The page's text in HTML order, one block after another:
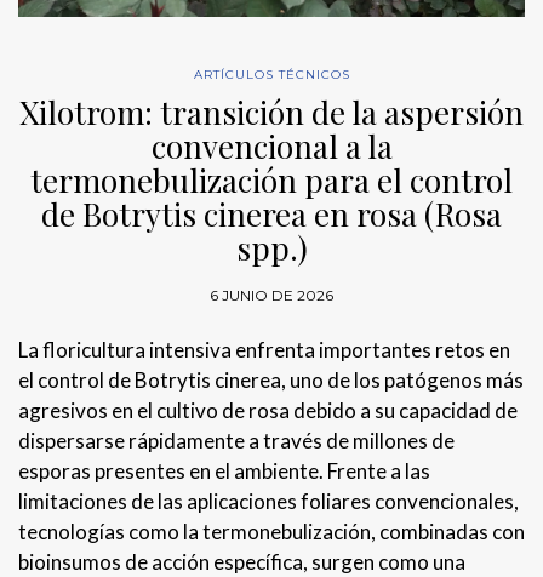
ARTÍCULOS TÉCNICOS
Xilotrom: transición de la aspersión
convencional a la
termonebulización para el control
de Botrytis cinerea en rosa (Rosa
spp.)
6 JUNIO DE 2026
La floricultura intensiva enfrenta importantes retos en
el control de Botrytis cinerea, uno de los patógenos más
agresivos en el cultivo de rosa debido a su capacidad de
dispersarse rápidamente a través de millones de
esporas presentes en el ambiente. Frente a las
limitaciones de las aplicaciones foliares convencionales,
tecnologías como la termonebulización, combinadas con
bioinsumos de acción específica, surgen como una